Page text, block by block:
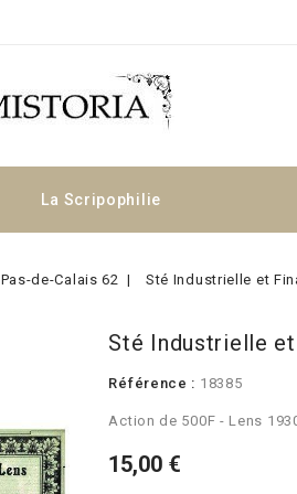
La Scripophilie
Pas-de-Calais 62 Sté Industrielle et
Sté Industrielle
Référence : 18385
Action de 500F - Lens
15,00 €